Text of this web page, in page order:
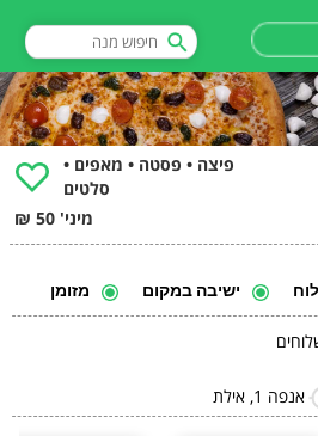
פיצה • פסטה • מאפים •
סלטים
מיני' 50 ₪
ישיבה במקום מזומן
אנפה 1, אילת